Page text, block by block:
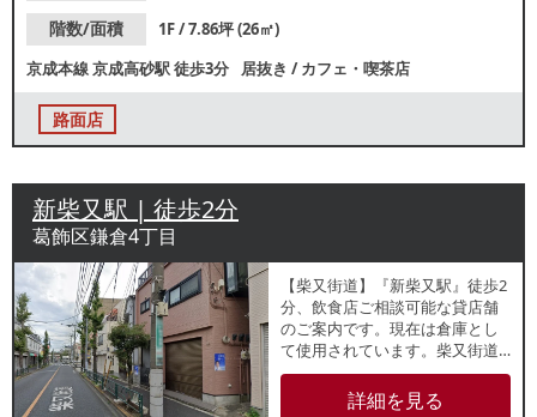
階数/面積
1F / 7.86坪 (26㎡)
京成本線京成高砂駅徒歩3分 居抜き /カフェ・喫茶店
路面店
新柴又駅 | 徒歩2分
葛飾区鎌倉4丁目
【柴又街道】『新柴又駅』徒歩2
分、飲食店ご相談可能な貸店舗
のご案内です。現在は倉庫とし
て使用されています。柴又街道
に面した視認性良好な路面店！
諸条件等、お気軽にお問合せく
詳細を見る